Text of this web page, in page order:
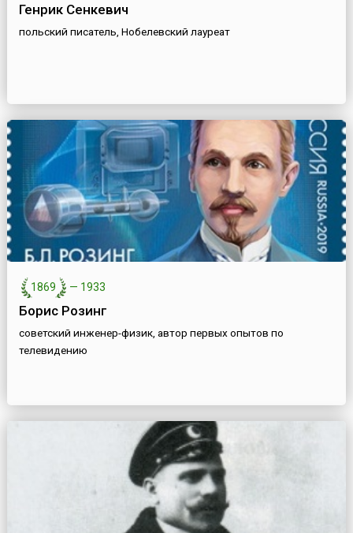
Генрик Сенкевич
польский писатель, Нобелевский лауреат
1869 — 1933
Борис Розинг
советский инженер-физик, автор первых опытов по
телевидению